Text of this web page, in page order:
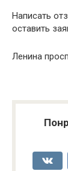
Написать
оставить
Ленина